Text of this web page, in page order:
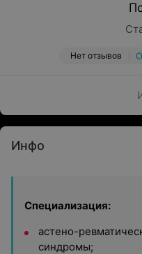
Нет отзывов
Инфо
Специализация:
астено-
синдромы;